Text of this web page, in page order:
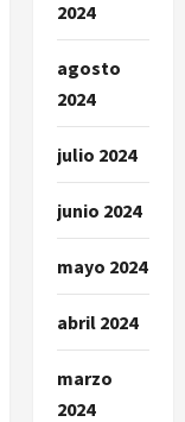
2024
agosto
2024
julio 2024
junio 2024
mayo 2024
abril 2024
marzo
2024